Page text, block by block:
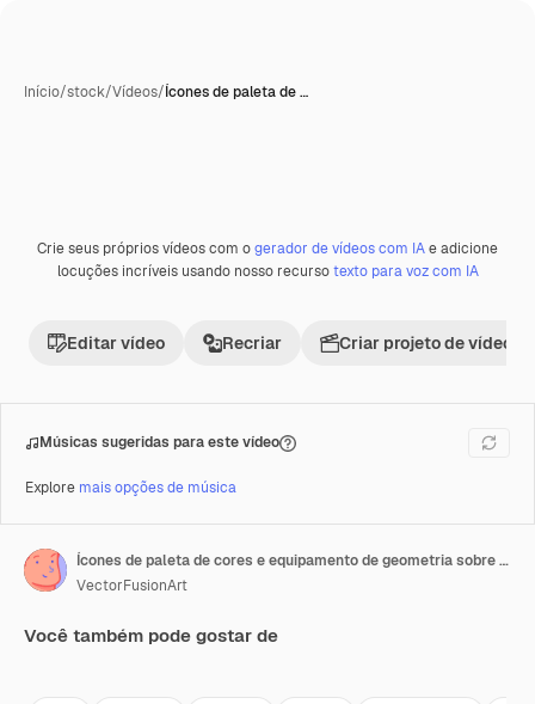
Início/stock/Vídeos/Ícones de paleta de …
PremiumGerada com IA
Crie seus próprios vídeos com ogerador de vídeos com IAe adicione
locuções incríveis usando nosso recursotexto para voz com IA
Editar vídeo Recriar Criar projeto de vídeo
Músicas sugeridas para este vídeo
Explore mais opções de música
Ícones de paleta de cores e equipamento de geometria sobre um ícone de telescópio em um papel pautado branco
VectorFusionArt
Você também pode gostar de